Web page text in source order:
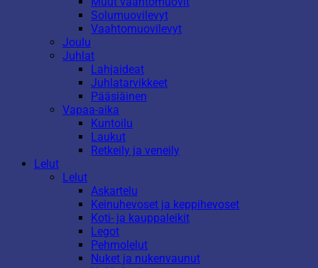
Solumuovilevyt
Vaahtomuovilevyt
Joulu
Juhlat
Lahjaideat
Juhlatarvikkeet
Pääsiäinen
Vapaa-aika
Kuntoilu
Laukut
Retkeily ja veneily
Lelut
Lelut
Askartelu
Keinuhevoset ja keppihevoset
Koti- ja kauppaleikit
Legot
Pehmolelut
Nuket ja nukenvaunut